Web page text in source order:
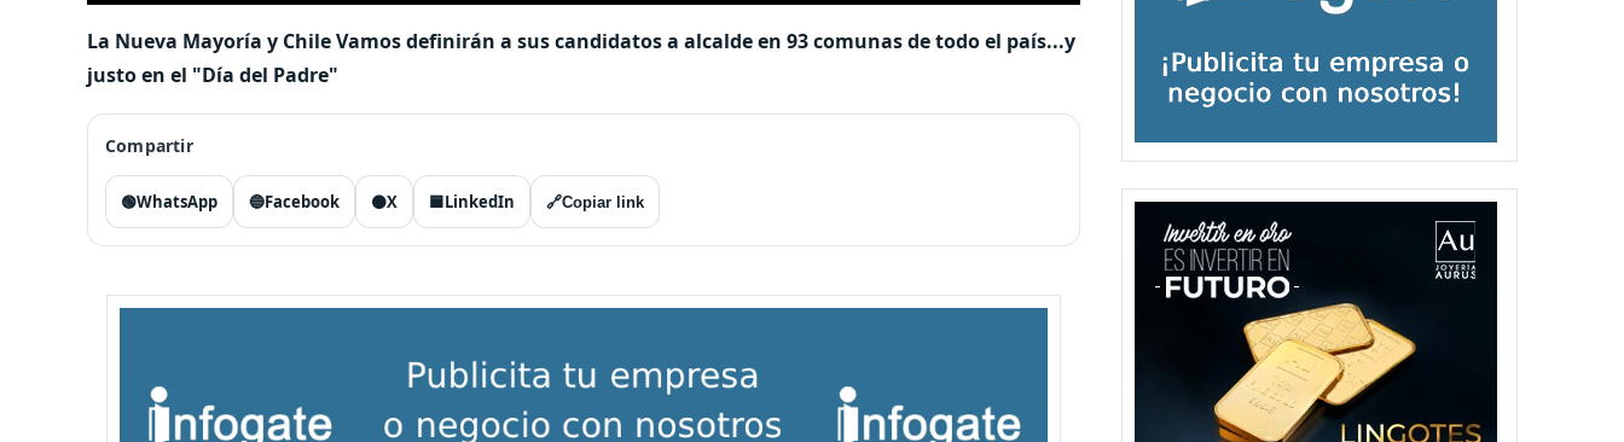
La Nueva Mayoría y Chile Vamos definirán a sus candidatos a alcalde en 93 comunas de todo el país...y
justo en el "Día del Padre"
Compartir
🟢WhatsApp 🔵Facebook ⚫X 🟦LinkedIn 🔗Copiar link